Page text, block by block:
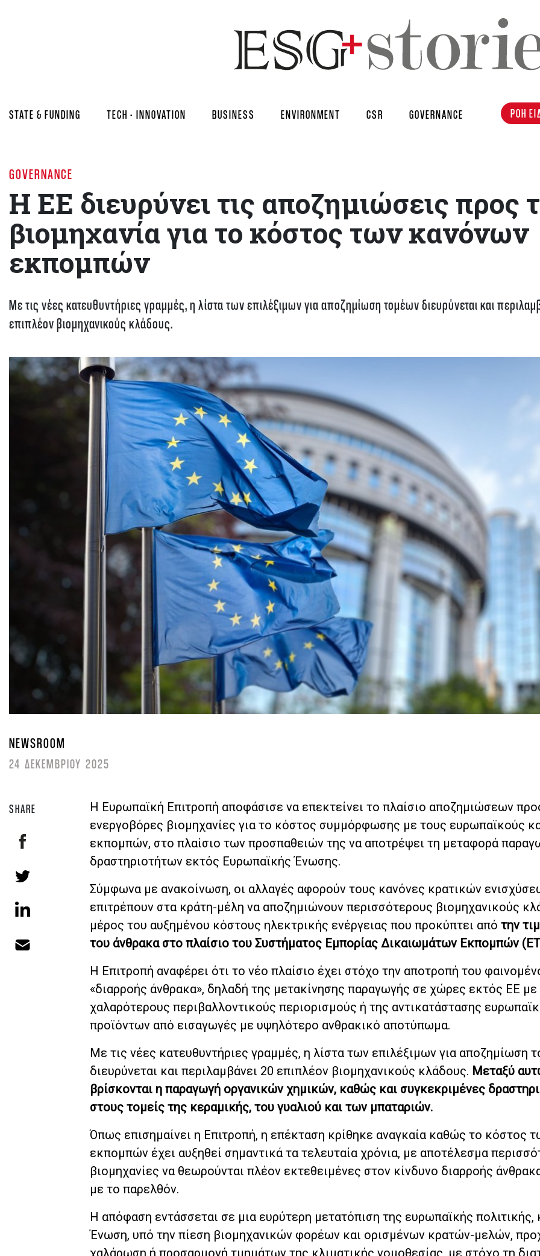
STATE & FUNDING TECH - INNOVATION BUSINESS ENVIRONMENT CSR GOVERNANCE ΡΟΗ
GOVERNANCE
Η ΕΕ διευρύνει τις αποζημιώσεις προς
βιομηχανία για το κόστος των κανόνων
εκπομπών
Με τις νέες κατευθυντήριες γραμμές, η λίστα των επιλέξιμων για αποζημίωση τομέων διευρύνεται και
επιπλέον βιομηχανικούς κλάδους.
NEWSROOM
24 ΔΕΚΕΜΒΡΙΟΥ 2025
SHARE
Η Ευρωπαϊκή Επιτροπή αποφάσισε να επεκτείνει το πλαίσιο αποζημιώσεων
ενεργοβόρες βιομηχανίες για το κόστος συμμόρφωσης με τους ευρωπαϊκούς
εκπομπών, στο πλαίσιο των προσπαθειών της να αποτρέψει τη μεταφορά
δραστηριοτήτων εκτός Ευρωπαϊκής Ένωσης.
Σύμφωνα με ανακοίνωση, οι αλλαγές αφορούν τους κανόνες κρατικών
επιτρέπουν στα κράτη-μέλη να αποζημιώνουν περισσότερους βιομηχανικούς
μέρος του αυξημένου κόστους ηλεκτρικής ενέργειας που προκύπτει από την
του άνθρακα στο πλαίσιο του Συστήματος Εμπορίας Δικαιωμάτων Εκπομπών
Η Επιτροπή αναφέρει ότι το νέο πλαίσιο έχει στόχο την αποτροπή του
«διαρροής άνθρακα», δηλαδή της μετακίνησης παραγωγής σε χώρες εκτός ΕΕ με
χαλαρότερους περιβαλλοντικούς περιορισμούς ή της αντικατάστασης
προϊόντων από εισαγωγές με υψηλότερο ανθρακικό αποτύπωμα.
Με τις νέες κατευθυντήριες γραμμές, η λίστα των επιλέξιμων για αποζημίωση
διευρύνεται και περιλαμβάνει 20 επιπλέον βιομηχανικούς κλάδους. Μεταξύ
βρίσκονται η παραγωγή οργανικών χημικών, καθώς και συγκεκριμένες
στους τομείς της κεραμικής, του γυαλιού και των μπαταριών.
Όπως επισημαίνει η Επιτροπή, η επέκταση κρίθηκε αναγκαία καθώς το κόστος
εκπομπών έχει αυξηθεί σημαντικά τα τελευταία χρόνια, με αποτέλεσμα
βιομηχανίες να θεωρούνται πλέον εκτεθειμένες στον κίνδυνο διαρροής
με το παρελθόν.
Η απόφαση εντάσσεται σε μια ευρύτερη μετατόπιση της ευρωπαϊκής
Ένωση, υπό την πίεση βιομηχανικών φορέων και ορισμένων κρατών-μελών,
χαλάρωση ή προσαρμογή τμημάτων της κλιματικής νομοθεσίας, με στόχο τη